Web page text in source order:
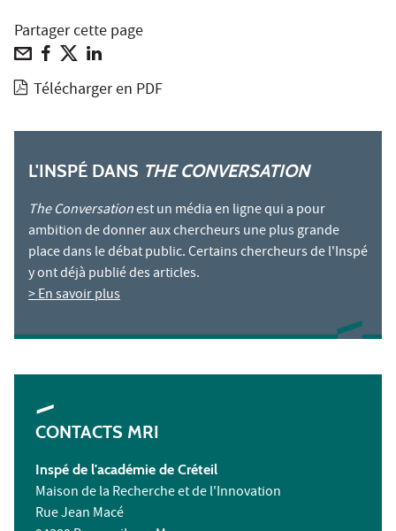
Partager cette page
Télécharger en PDF
L'INSPÉ DANS THE CONVERSATION
The Conversationest un média en ligne qui a pour
ambition de donner aux chercheurs une plus grande
place dans le débat public. Certains chercheurs de l'Inspé
y ont déjà publié des articles.
> En savoir plus
CONTACTS MRI
Inspé de l'académie de Créteil
Maison de la Recherche et de l'Innovation
Rue Jean Macé